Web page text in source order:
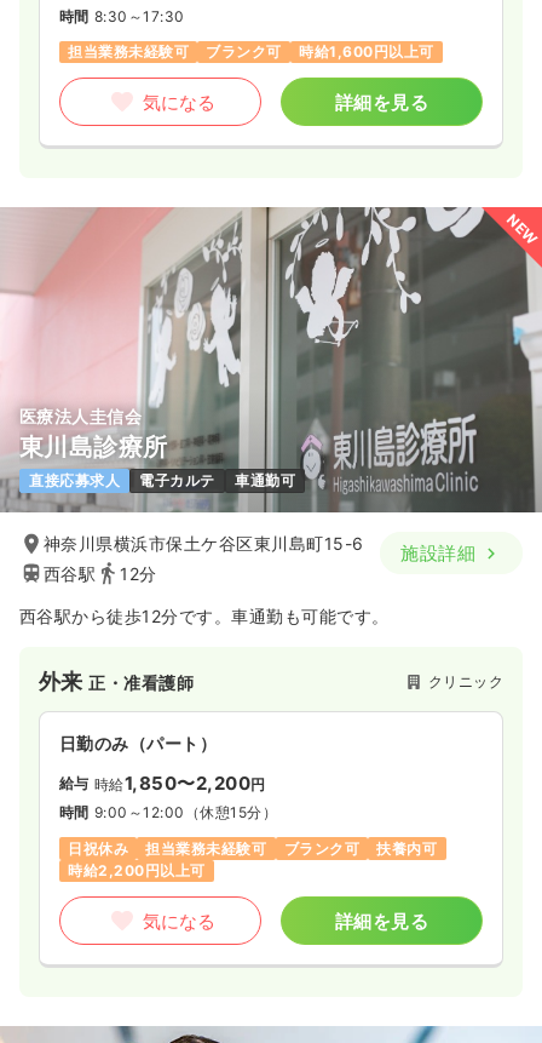
時間 8:30～17:30
担当業務未経験可
ブランク可 時給1,600円以上可
気になる 詳細を見る
NEW
医療法人圭信会
東川島診療所
直接応募求人 電子カルテ 車通勤可
神奈川県横浜市保土ケ谷区東川島町15-6
西谷駅
12分
施設詳細
西谷駅から徒歩12分です。車通勤も可能です。
外来正・准看護師 クリニック
日勤のみ（パート）
給与 時給1,850〜2,200円
時間 9:00～12:00 （休憩15分）
日祝休み
担当業務未経験可 ブランク可
扶養内可
時給2,200円以上可
気になる 詳細を見る